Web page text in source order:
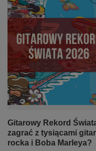
Gitarowy Rekord
zagrać z tysiącami
rocka i Boba Marleya?